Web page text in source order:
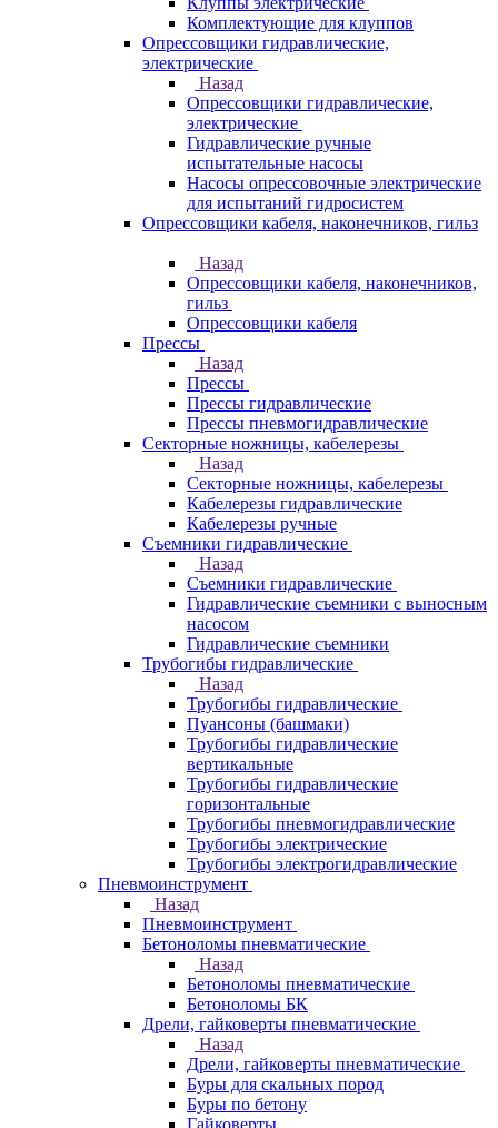
Комплектующие для клуппов
Опрессовщики гидравлические,
электрические
Назад
Опрессовщики гидравлические,
электрические
Гидравлические ручные
испытательные насосы
Насосы опрессовочные электрические
для испытаний гидросистем
Опрессовщики кабеля, наконечников, гильз
Назад
Опрессовщики кабеля, наконечников,
гильз
Опрессовщики кабеля
Прессы
Назад
Прессы
Прессы гидравлические
Прессы пневмогидравлические
Секторные ножницы, кабелерезы
Назад
Секторные ножницы, кабелерезы
Кабелерезы гидравлические
Кабелерезы ручные
Съемники гидравлические
Назад
Съемники гидравлические
Гидравлические cъемники с выносным
насосом
Гидравлические съемники
Трубогибы гидравлические
Назад
Трубогибы гидравлические
Пуансоны (башмаки)
Трубогибы гидравлические
вертикальные
Трубогибы гидравлические
горизонтальные
Трубогибы пневмогидравлические
Трубогибы электрические
Трубогибы электрогидравлические
Пневмоинструмент
Назад
Пневмоинструмент
Бетоноломы пневматические
Назад
Бетоноломы пневматические
Бетоноломы БК
Дрели, гайковерты пневматические
Назад
Дрели, гайковерты пневматические
Буры для скальных пород
Буры по бетону
Гайковерты